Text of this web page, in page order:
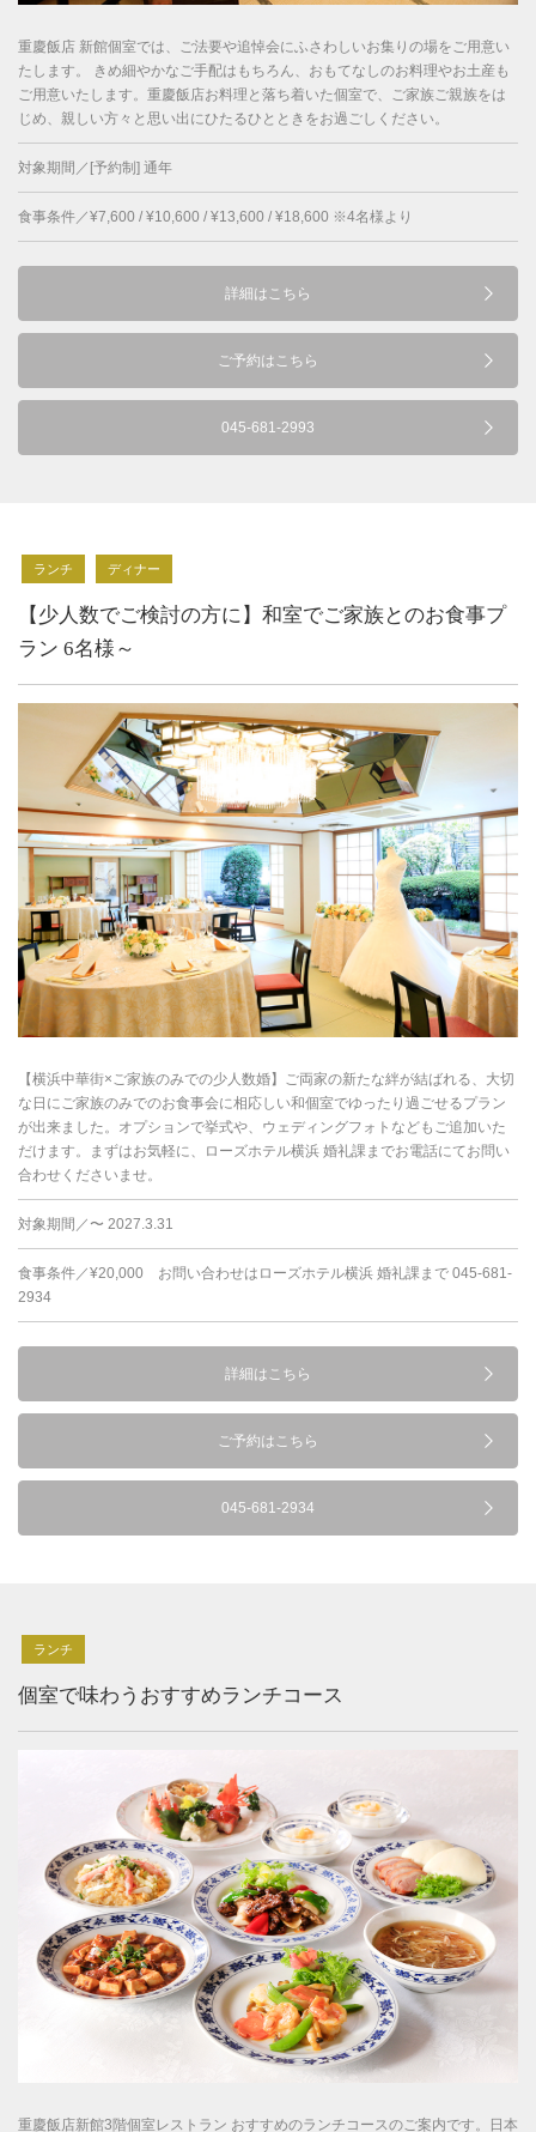
重慶飯店 新館個室では、ご法要や追悼会にふさわしいお集りの場をご用意い
たします。 きめ細やかなご手配はもちろん、おもてなしのお料理やお土産も
ご用意いたします。重慶飯店お料理と落ち着いた個室で、ご家族ご親族をは
じめ、親しい方々と思い出にひたるひとときをお過ごしください。
対象期間／[予約制] 通年
食事条件／¥7,600 / ¥10,600 / ¥13,600 / ¥18,600 ※4名様より
詳細はこちら
ご予約はこちら
045-681-2993
ランチ ディナー
【少人数でご検討の方に】和室でご家族とのお食事プ
ラン 6名様～
【横浜中華街×ご家族のみでの少人数婚】ご両家の新たな絆が結ばれる、大切
な日にご家族のみでのお食事会に相応しい和個室でゆったり過ごせるプラン
が出来ました。オプションで挙式や、ウェディングフォトなどもご追加いた
だけます。まずはお気軽に、ローズホテル横浜 婚礼課までお電話にてお問い
合わせくださいませ。
対象期間／〜 2027.3.31
食事条件／¥20,000 お問い合わせはローズホテル横浜 婚礼課まで 045-681-
2934
詳細はこちら
ご予約はこちら
045-681-2934
ランチ
個室で味わうおすすめランチコース
重慶飯店新館3階個室レストラン おすすめのランチコースのご案内です。日本